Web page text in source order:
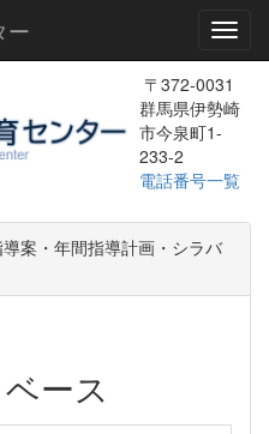
ー
〒372-0031
群馬県伊勢崎
市今泉町1-
233-2
電話番号一覧
案・年間指導計画・シラバ
ース